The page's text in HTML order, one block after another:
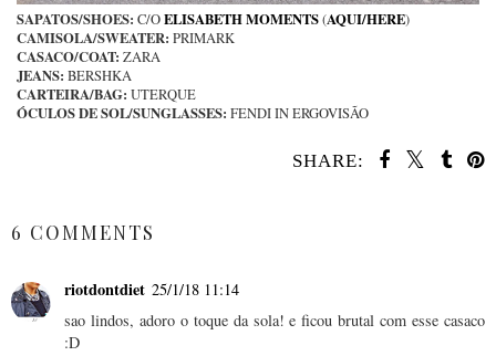
SAPATOS/SHOES: C/OELISABETH MOMENTS(AQUI/HERE)
CAMISOLA/SWEATER: PRIMARK
CASACO/COAT: ZARA
JEANS: BERSHKA
CARTEIRA/BAG: UTERQUE
ÓCULOS DE SOL/SUNGLASSES: FENDI IN ERGOVISÃO
SHARE:
6 COMMENTS
riotdontdiet 25/1/18 11:14
sao lindos, adoro o toque da sola! e ficou brutal com esse casaco
:D